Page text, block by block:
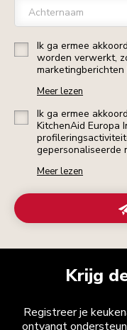
Achternaam
Ik ga ermee
worden verwerkt,
Meer lezen
Ik ga ermee
KitchenAid Europa
gepersonaliseerde
Meer lezen
Krijg
Registreer je
ontvangt